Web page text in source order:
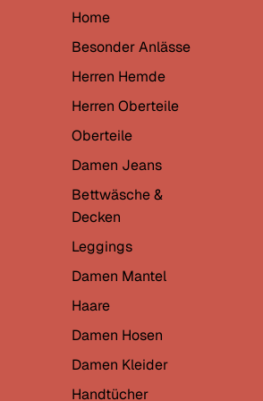
Home
Besonder Anlässe
Herren Hemde
Herren Oberteile
Oberteile
Damen Jeans
Bettwäsche &
Decken
Leggings
Damen Mantel
Haare
Damen Hosen
Damen Kleider
Handtücher